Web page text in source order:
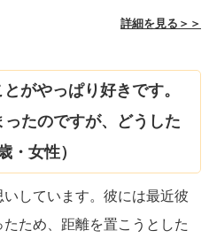
詳細を見る＞＞
がやっぱり好きです。
たのですが、どうした
・女性）
しています。彼には最近彼
ため、距離を置こうとした